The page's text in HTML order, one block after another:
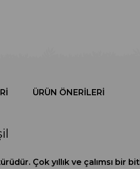
ÜRÜN ÖNERILERI
Çok yıllık ve çalımsı bir